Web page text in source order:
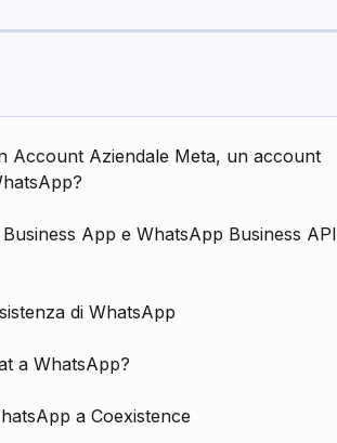
Account Aziendale Meta, un account
App e WhatsApp Business API
di WhatsApp
a WhatsApp?
a Coexistence